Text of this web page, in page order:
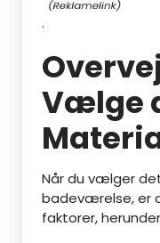
.
Vælge
Når du vælger
badeværelse, er
faktorer,